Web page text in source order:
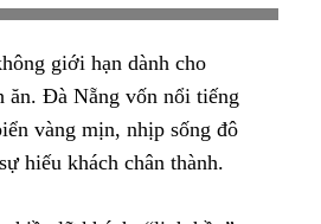
giới hạn dành cho
ăn. Đà Nẵng vốn nổi tiếng
vàng mịn, nhịp sống đô
hiếu khách chân thành.